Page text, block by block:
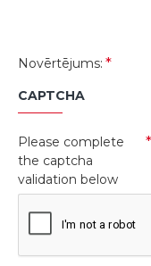
Novērtējums:
CAPTCHA
Please complete
the captcha
validation below